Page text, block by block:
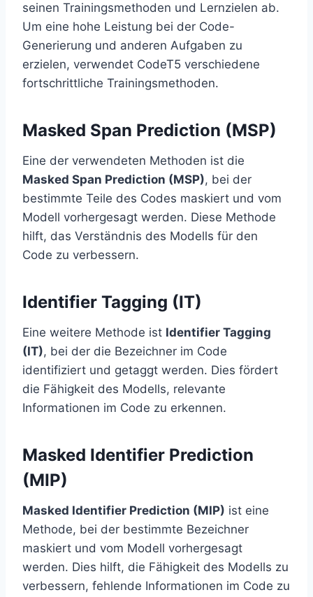
seinen Trainingsmethoden und Lernzielen ab.
Um eine hohe Leistung bei der Code-
Generierung und anderen Aufgaben zu
erzielen, verwendet CodeT5 verschiedene
fortschrittliche Trainingsmethoden.
Masked Span Prediction (MSP)
Eine der verwendeten Methoden ist die
Masked Span Prediction (MSP), bei der
bestimmte Teile des Codes maskiert und vom
Modell vorhergesagt werden. Diese Methode
hilft, das Verständnis des Modells für den
Code zu verbessern.
Identifier Tagging (IT)
Eine weitere Methode ist Identifier Tagging
(IT), bei der die Bezeichner im Code
identifiziert und getaggt werden. Dies fördert
die Fähigkeit des Modells, relevante
Informationen im Code zu erkennen.
Masked Identifier Prediction
(MIP)
Masked Identifier Prediction (MIP) ist eine
Methode, bei der bestimmte Bezeichner
maskiert und vom Modell vorhergesagt
werden. Dies hilft, die Fähigkeit des Modells zu
verbessern, fehlende Informationen im Code zu